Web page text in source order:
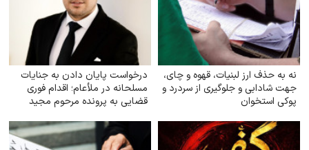
نه به حذف ارز لبنیات، قهوه و چای،
جهت شادابی و جلوگیری از سردرد و
پوکی استخوان
درخواست پایان دادن به جنایات
مسلحانه در ملأعام؛ اقدام فوری
قضایی به پرونده مرحوم مجید